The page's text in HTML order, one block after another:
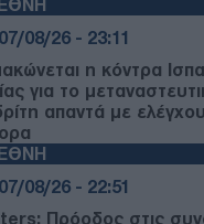
07/08/26 - 23:11
η κόντρα
για το
απαντά με
07/08/26 - 22:51
Πρόοδος στις